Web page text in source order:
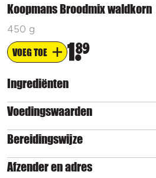
Koopmans Broodmix waldkorn
450 g
VOEG TOE 1 89
Ingrediënten
Voedingswaarden
Bereidingswijze
Afzender en adres